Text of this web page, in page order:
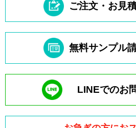
ご注文・お見
無料サンプル
LINEでのお